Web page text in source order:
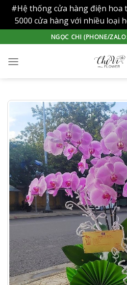
#Hệ thống cửa hàng điện hoa
5000 cửa hàng với nhiều loại
to
content
NGỌC CHI (PHONE/